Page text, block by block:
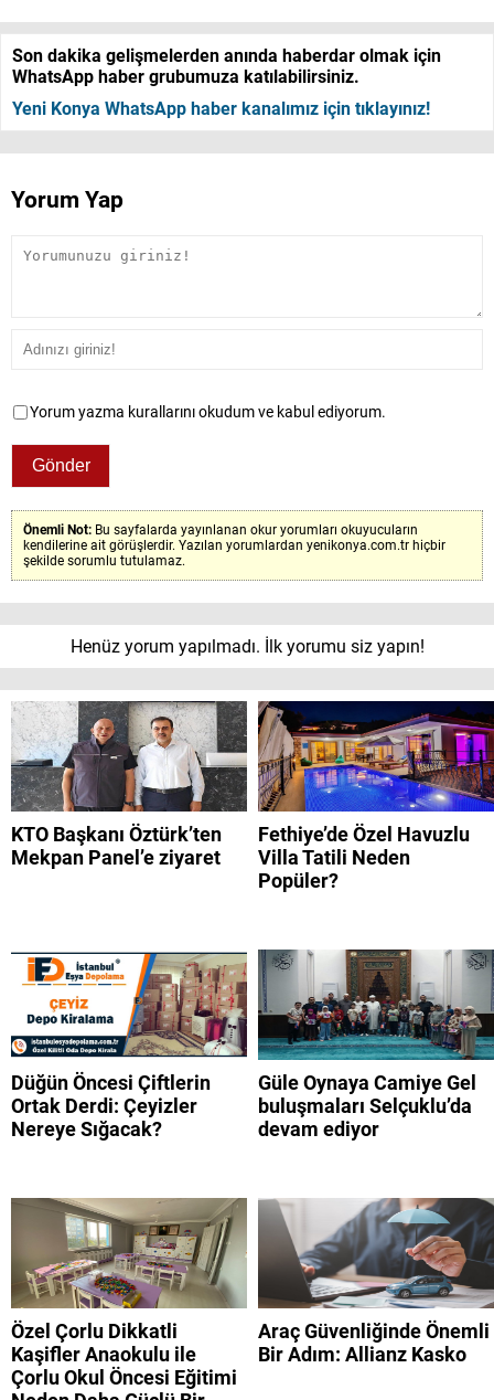
Son dakika gelişmelerden anında haberdar olmak için
WhatsApp haber grubumuza katılabilirsiniz.
Yeni Konya WhatsApp haber kanalımız için tıklayınız!
Yorum Yap
Yorum yazma kurallarını okudum ve kabul ediyorum.
Önemli Not: Bu sayfalarda yayınlanan okur yorumları okuyucuların
kendilerine ait görüşlerdir. Yazılan yorumlardan yenikonya.com.tr hiçbir
şekilde sorumlu tutulamaz.
Henüz yorum yapılmadı. İlk yorumu siz yapın!
KTO Başkanı Öztürk’ten
Mekpan Panel’e ziyaret
Fethiye’de Özel Havuzlu
Villa Tatili Neden
Popüler?
Düğün Öncesi Çiftlerin
Ortak Derdi: Çeyizler
Nereye Sığacak?
Güle Oynaya Camiye Gel
buluşmaları Selçuklu’da
devam ediyor
Özel Çorlu Dikkatli
Kaşifler Anaokulu ile
Çorlu Okul Öncesi Eğitimi
Araç Güvenliğinde Önemli
Bir Adım: Allianz Kasko